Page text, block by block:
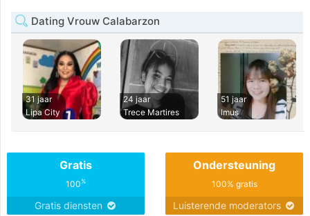
Dating Vrouw Calabarzon
31 jaar
Lipa City
24 jaar
Trece Martires
51 jaar
Imus
Gratis
100%
Gratis diensten
Ondersteuning
100% gratis
Luisterende moderators